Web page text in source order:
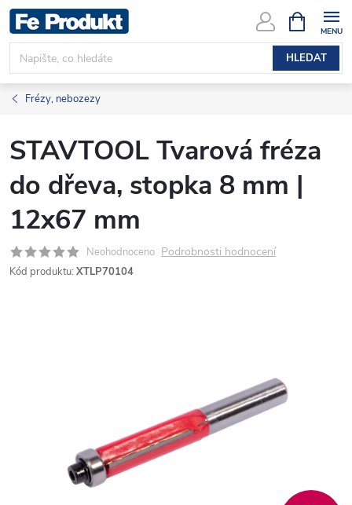
Přejít
na
obsah
HLEDAT
NÁKUPNÍ
KOŠÍK
Frézy, nebozezy
STAVTOOL Tvarová fréza
do dřeva, stopka 8 mm |
12x67 mm
Neohodnoceno Podrobnosti hodnocení
Kód produktu: XTLP70104